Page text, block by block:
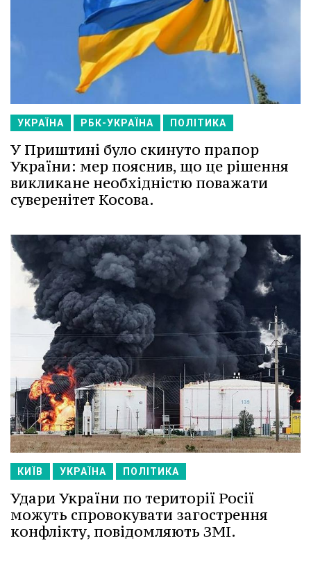
УКРАЇНА РБК-УКРАЇНА ПОЛІТИКА
У Приштині було скинуто прапор
України: мер пояснив, що це рішення
викликане необхідністю поважати
суверенітет Косова.
КИЇВ УКРАЇНА ПОЛІТИКА
Удари України по території Росії
можуть спровокувати загострення
конфлікту, повідомляють ЗМІ.